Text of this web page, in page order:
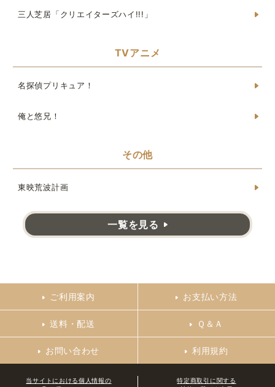
三人芝居「クリエイターズハイ!!!」
TVアニメ
名探偵プリキュア！
俺と悠兄！
その他
東映荒波計画
一覧を見る
ご利用案内 お支払い方法
送料・配送 Ｑ＆Ａ
お問い合わせ 利用規約
当サイトにおける個人情報の
特定商取引に関する